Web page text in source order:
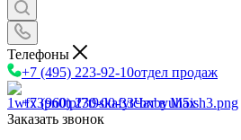
Телефоны
+7 (495) 223-92-10отдел продаж
+7 (960) 230-00-33Чат в Max
Заказать звонок